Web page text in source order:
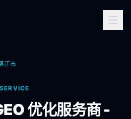
江市
优化服务商 -